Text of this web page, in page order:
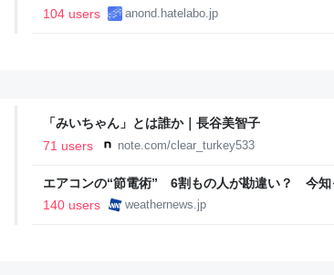
104 users
anond.hatelabo.jp
「みいちゃん」とは誰か｜長谷美智子
71 users
note.com/clear_turkey533
エアコンの“節電術” 6割もの人が勘違い？ 今知
- ウェザーニュース
140 users weathernews.jp